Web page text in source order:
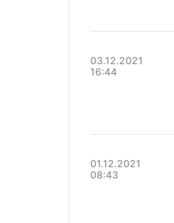
03.12.2021
16:44
01.12.2021
08:43